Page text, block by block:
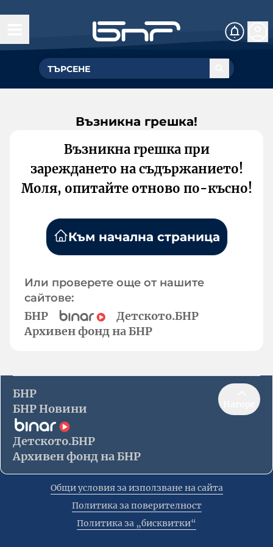
Възникна грешка!
Възникна грешка при
зареждането на съдържанието!
Моля, опитайте отново по-късно!
Към начална страница
Или проверете още от нашите
сайтове:
БНР
Детското.БНР
Архивен фонд на БНР
БНР
БНР Новини
Детското.БНР
Архивен фонд на БНР
Общи условия за използване на сайта
Политика за поверителност
Политика за „бисквитки“